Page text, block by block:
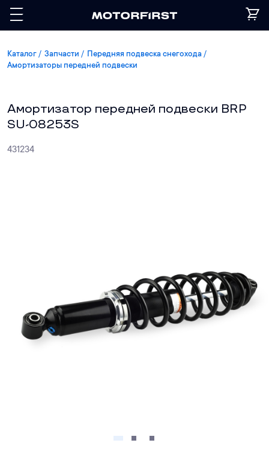
Каталог Запчасти
Передняя подвеска снегохода
Амортизаторы передней подвески
Амортизатор передней подвески BRP
SU-08253S
431234